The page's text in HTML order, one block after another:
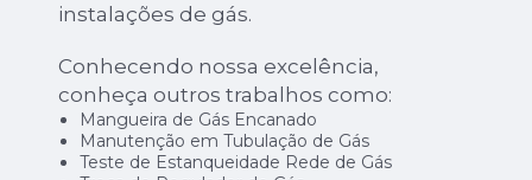
instalações de gás.
Conhecendo nossa excelência,
conheça outros trabalhos como:
Mangueira de Gás Encanado
Manutenção em Tubulação de Gás
Teste de Estanqueidade Rede de Gás